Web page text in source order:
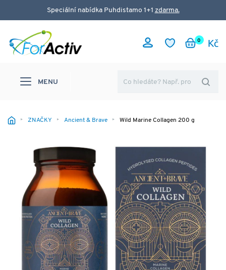
Speciální nabídka Puhdistamo 1+1 zdarma.
0
MENU
ZNAČKY Ancient & Brave Wild Marine Collagen 200 g